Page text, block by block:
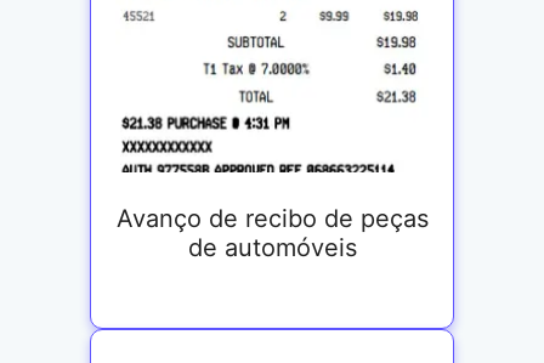
Avanço de recibo de peças
de automóveis